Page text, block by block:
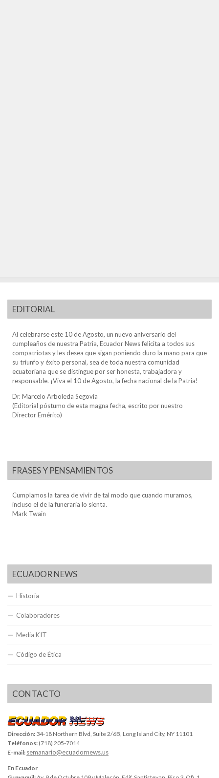
EDITORIAL
Al celebrarse este 10 de Agosto, un nuevo aniversario del
cumpleaños de nuestra Patria, Ecuador News felicita a todos sus
compatriotas y les desea que sigan poniendo duro la mano para que
su triunfo y éxito personal, sea de toda nuestra comunidad
ecuatoriana que se distingue por ser honesta, trabajadora y
responsable. ¡Viva el 10 de Agosto, la fecha nacional de la Patria!
Dr. Marcelo Arboleda Segovia
(Editorial póstumo de esta magna fecha, escrito por nuestro
Director Emérito)
FRASES Y PENSAMIENTOS
Cumplamos la tarea de vivir de tal modo que cuando muramos,
incluso el de la funeraria lo sienta.
Mark Twain
ECUADOR NEWS
Historia
Colaboradores
Media KIT
Código de Ética
CONTACTO
Dirección: 34-18 Northern Blvd, Suite 2/6B, Long Island City, NY 11101
Teléfonos: (718) 205-7014
E-mail: semanario@ecuadornews.us
En Ecuador